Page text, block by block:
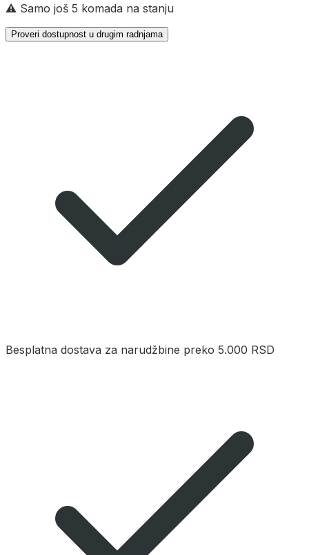
⚠️ Samo još 5 komada na stanju
Proveri dostupnost u drugim radnjama
Besplatna dostava za narudžbine preko 5.000 RSD